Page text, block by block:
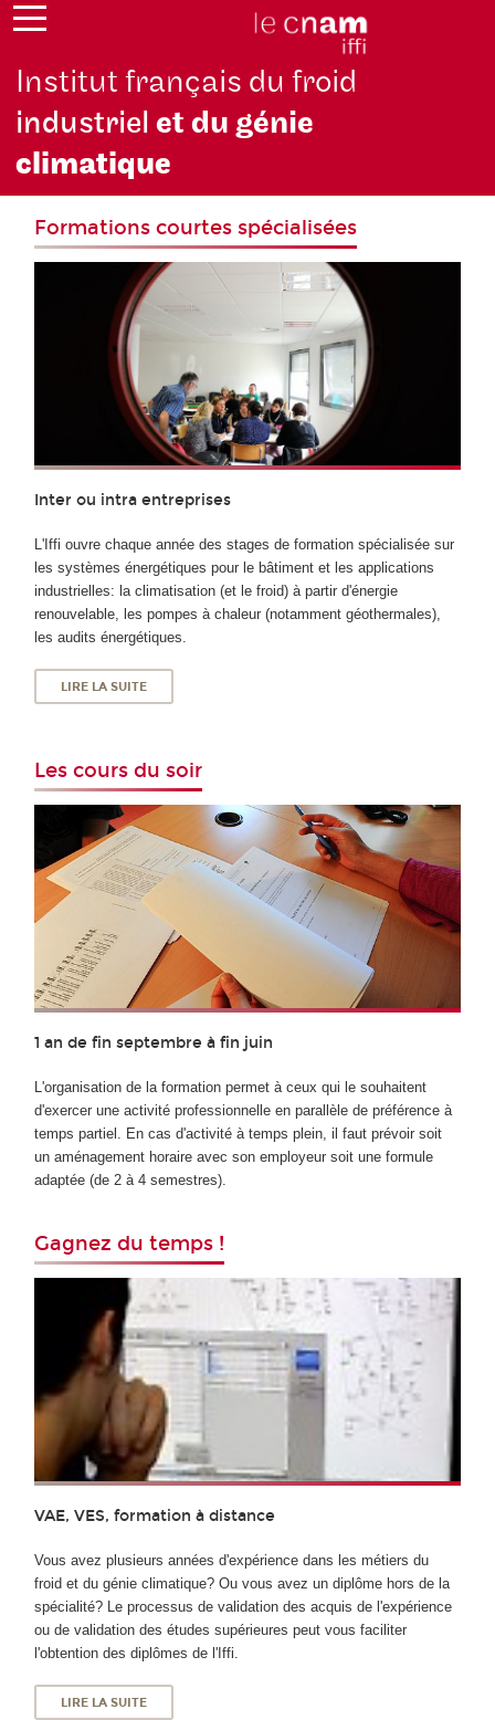
Institut français du froid
industrielet du génie
climatique
Formations courtes spécialisées
Inter ou intra entreprises
L'Iffi ouvre chaque année des stages de formation spécialisée sur
les systèmes énergétiques pour le bâtiment et les applications
industrielles: la climatisation (et le froid) à partir d'énergie
renouvelable, les pompes à chaleur (notamment géothermales),
les audits énergétiques.
LIRE LA SUITE
Les cours du soir
1 an de fin septembre à fin juin
L'organisation de la formation permet à ceux qui le souhaitent
d'exercer une activité professionnelle en parallèle de préférence à
temps partiel. En cas d'activité à temps plein, il faut prévoir soit
un aménagement horaire avec son employeur soit une formule
adaptée (de 2 à 4 semestres).
Gagnez du temps !
VAE, VES, formation à distance
Vous avez plusieurs années d'expérience dans les métiers du
froid et du génie climatique? Ou vous avez un diplôme hors de la
spécialité? Le processus de validation des acquis de l'expérience
ou de validation des études supérieures peut vous faciliter
l'obtention des diplômes de l'Iffi.
LIRE LA SUITE